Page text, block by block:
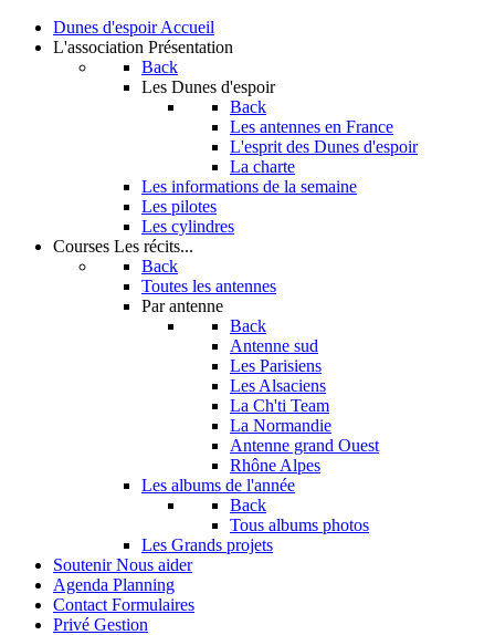
Dunes d'espoir Accueil
L'association Présentation
Back
Les Dunes d'espoir
Back
Les antennes en France
L'esprit des Dunes d'espoir
La charte
Les informations de la semaine
Les pilotes
Les cylindres
Courses Les récits...
Back
Toutes les antennes
Par antenne
Back
Antenne sud
Les Parisiens
Les Alsaciens
La Ch'ti Team
La Normandie
Antenne grand Ouest
Rhône Alpes
Les albums de l'année
Back
Tous albums photos
Les Grands projets
Soutenir Nous aider
Agenda Planning
Contact Formulaires
Privé Gestion